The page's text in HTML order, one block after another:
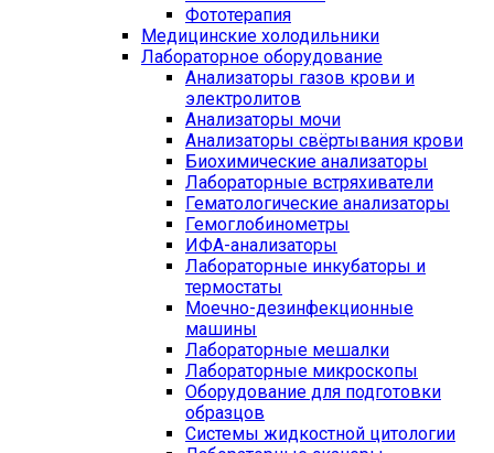
Фототерапия
Медицинские холодильники
Лабораторное оборудование
Анализаторы газов крови и
электролитов
Анализаторы мочи
Анализаторы свёртывания крови
Биохимические анализаторы
Лабораторные встряхиватели
Гематологические анализаторы
Гемоглобинометры
ИФА-анализаторы
Лабораторные инкубаторы и
термостаты
Моечно-дезинфекционные
машины
Лабораторные мешалки
Лабораторные микроскопы
Оборудование для подготовки
образцов
Системы жидкостной цитологии